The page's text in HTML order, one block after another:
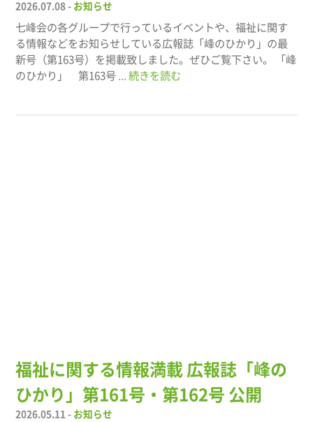
2026.07.08 - お知らせ
七峰会の各グループで行っているイベントや、福祉に関す
る情報などをお知らせしている広報誌「峰のひかり」の最
新号（第163号）を掲載致しました。ぜひご覧下さい。 「峰
のひかり」 第163号
... 続きを読む
福祉に関する情報満載 広報誌「峰の
ひかり」第161号・第162号 公開
2026.05.11 - お知らせ